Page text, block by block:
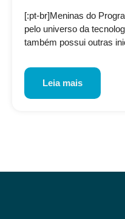
[:pt-br]Meninas do
pelo universo da
também possui outras
Leia mais